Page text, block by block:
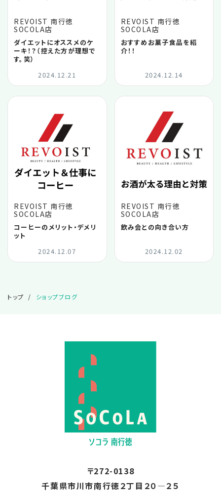
2025.06
2025.04
2025.02
2025.01
2024.12
2024.07
2024.06
2024.05
2024.03
REVOIST 南行徳
SOCOLA店
ダイエットにオススメのケ
ーキ！？（控えた方が理想で
す。笑）
2024.12.21
REVOIST 南行徳
SOCOLA店
おすすめお菓子食品を紹
介！！
2024.12.14
REVOIST 南行徳
SOCOLA店
コーヒーのメリット・デメリ
ット
2024.12.07
REVOIST 南行徳
SOCOLA店
飲み会との向き合い方
2024.12.02
トップ ショップブログ
〒272-0138
千葉県市川市南行徳２丁目２０―２５